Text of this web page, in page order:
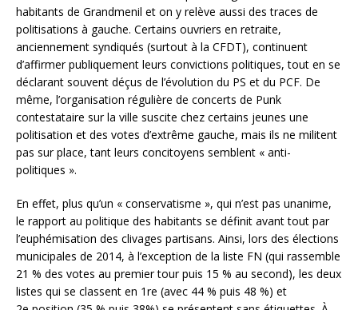
habitants de Grandmenil et on y relève aussi des traces de
politisations à gauche. Certains ouvriers en retraite,
anciennement syndiqués (surtout à la CFDT), continuent
d’affirmer publiquement leurs convictions politiques, tout en se
déclarant souvent déçus de l’évolution du PS et du PCF. De
même, l’organisation régulière de concerts de Punk
contestataire sur la ville suscite chez certains jeunes une
politisation et des votes d’extrême gauche, mais ils ne militent
pas sur place, tant leurs concitoyens semblent « anti-
politiques ».
En effet, plus qu’un « conservatisme », qui n’est pas unanime,
le rapport au politique des habitants se définit avant tout par
l’euphémisation des clivages partisans. Ainsi, lors des élections
municipales de 2014, à l’exception de la liste FN (qui rassemble
21 % des votes au premier tour puis 15 % au second), les deux
listes qui se classent en 1re (avec 44 % puis 48 %) et